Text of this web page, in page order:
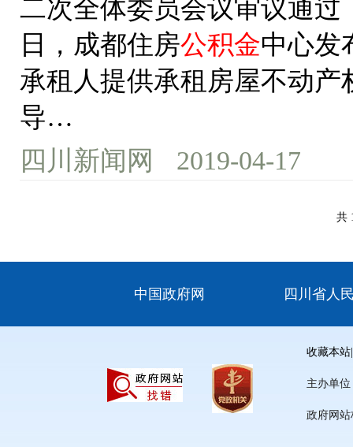
二次全体委员会议审议通过
日，成都住房公积金中心发
承租人提供承租房屋不动
导…
四川新闻网
2019-04-17
共
中国政府网 四川省人
收藏本站
主办单
政府网站